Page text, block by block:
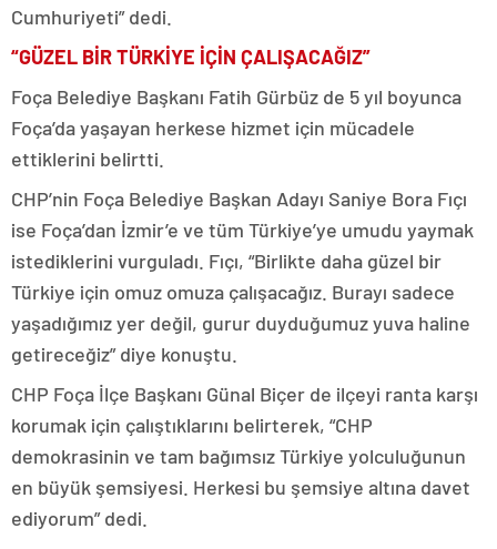
Cumhuriyeti” dedi.
“GÜZEL BİR TÜRKİYE İÇİN ÇALIŞACAĞIZ”
Foça Belediye Başkanı Fatih Gürbüz de 5 yıl boyunca
Foça’da yaşayan herkese hizmet için mücadele
ettiklerini belirtti.
CHP’nin Foça Belediye Başkan Adayı Saniye Bora Fıçı
ise Foça’dan İzmir’e ve tüm Türkiye’ye umudu yaymak
istediklerini vurguladı. Fıçı, “Birlikte daha güzel bir
Türkiye için omuz omuza çalışacağız. Burayı sadece
yaşadığımız yer değil, gurur duyduğumuz yuva haline
getireceğiz” diye konuştu.
CHP Foça İlçe Başkanı Günal Biçer de ilçeyi ranta karşı
korumak için çalıştıklarını belirterek, “CHP
demokrasinin ve tam bağımsız Türkiye yolculuğunun
en büyük şemsiyesi. Herkesi bu şemsiye altına davet
ediyorum” dedi.